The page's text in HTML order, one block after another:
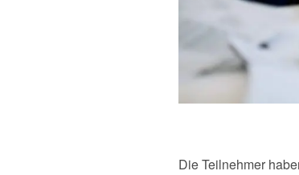
Die Teilnehmer